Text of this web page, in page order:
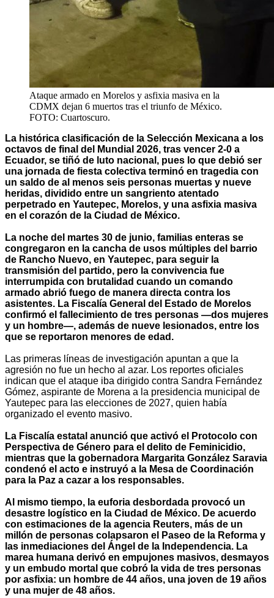
Ataque armado en Morelos y asfixia masiva en la
CDMX dejan 6 muertos tras el triunfo de México.
FOTO: Cuartoscuro.
La histórica clasificación de la Selección Mexicana a los
octavos de final del Mundial 2026, tras vencer 2-0 a
Ecuador, se tiñó de luto nacional, pues lo que debió ser
una jornada de fiesta colectiva terminó en tragedia con
un saldo de al menos seis personas muertas y nueve
heridas, dividido entre un sangriento atentado
perpetrado en Yautepec, Morelos, y una asfixia masiva
en el corazón de la Ciudad de México.
La noche del martes 30 de junio, familias enteras se
congregaron en la cancha de usos múltiples del barrio
de Rancho Nuevo, en Yautepec, para seguir la
transmisión del partido, pero la convivencia fue
interrumpida con brutalidad cuando un comando
armado abrió fuego de manera directa contra los
asistentes. La Fiscalía General del Estado de Morelos
confirmó el fallecimiento de tres personas —dos mujeres
y un hombre—, además de nueve lesionados, entre los
que se reportaron menores de edad.
Las primeras líneas de investigación apuntan a que la
agresión no fue un hecho al azar. Los reportes oficiales
indican que el ataque iba dirigido contra Sandra Fernández
Gómez, aspirante de Morena a la presidencia municipal de
Yautepec para las elecciones de 2027, quien había
organizado el evento masivo.
La Fiscalía estatal anunció que activó el Protocolo con
Perspectiva de Género para el delito de Feminicidio,
mientras que la gobernadora Margarita González Saravia
condenó el acto e instruyó a la Mesa de Coordinación
para la Paz a cazar a los responsables.
Al mismo tiempo, la euforia desbordada provocó un
desastre logístico en la Ciudad de México. De acuerdo
con estimaciones de la agencia Reuters, más de un
millón de personas colapsaron el Paseo de la Reforma y
las inmediaciones del Ángel de la Independencia. La
marea humana derivó en empujones masivos, desmayos
y un embudo mortal que cobró la vida de tres personas
por asfixia: un hombre de 44 años, una joven de 19 años
y una mujer de 48 años.